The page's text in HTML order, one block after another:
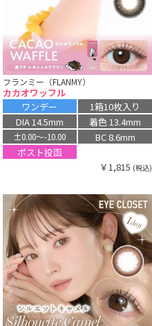
フランミー（FLANMY）
カカオワッフル
ワンデー
1箱10枚入り
DIA 14.5mm
着色 13.4mm
±0.00〜-10.00
BC 8.6mm
ポスト投函
￥1,815 (税込)